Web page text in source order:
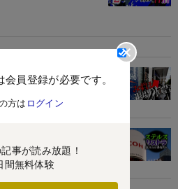
員登録が必要です。
方は ログイン
事が読み放題！
間無料体験
最後まで迷った理
劇薬」の正体
させる衝撃スキーム
資料で判明